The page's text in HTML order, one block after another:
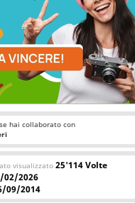
hai collaborato con
visualizzato 25'114 Volte
02/2026
09/2014